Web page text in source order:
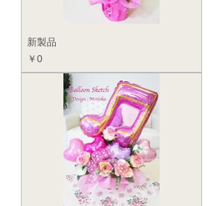
新製品
価格
￥0